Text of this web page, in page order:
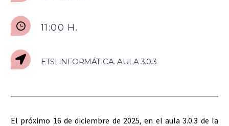
11:00 H.
ETSI INFORMÁTICA. AULA 3.0.3
El próximo 16 de diciembre de 2025, en el aula 3.0.3 de la